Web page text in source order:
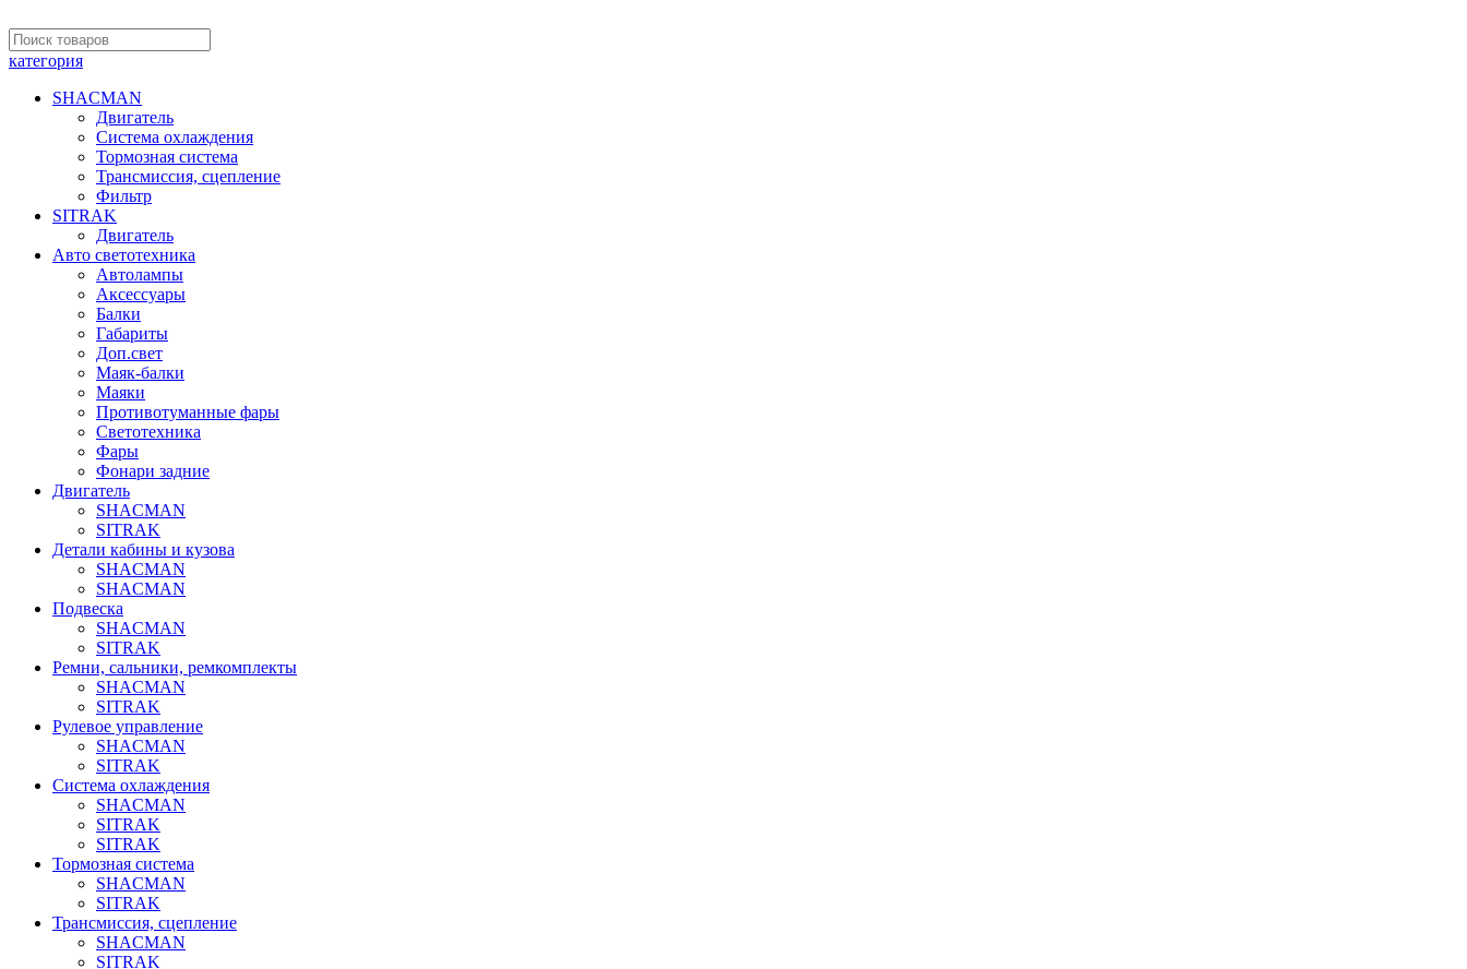
категория
SHACMAN
Двигатель
Система охлаждения
Тормозная система
Трансмиссия, сцепление
Фильтр
SITRAK
Двигатель
Авто светотехника
Автолампы
Аксессуары
Балки
Габариты
Доп.свет
Маяк-балки
Маяки
Противотуманные фары
Светотехника
Фары
Фонари задние
Двигатель
SHACMAN
SITRAK
Детали кабины и кузова
SHACMAN
SHACMAN
Подвеска
SHACMAN
SITRAK
Ремни, сальники, ремкомплекты
SHACMAN
SITRAK
Рулевое управление
SHACMAN
SITRAK
Система охлаждения
SHACMAN
SITRAK
SITRAK
Тормозная система
SHACMAN
SITRAK
Трансмиссия, сцепление
SHACMAN
SITRAK